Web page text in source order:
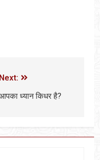
Next:
ध्यान किधर है?